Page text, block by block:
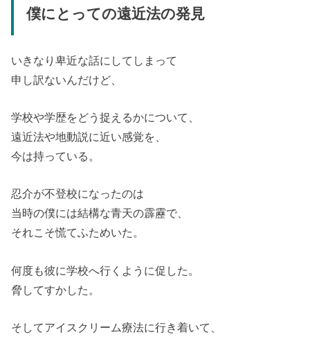
僕にとっての遠近法の発見
いきなり卑近な話にしてしまって
申し訳ないんだけど、
学校や学歴をどう捉えるかについて、
遠近法や地動説に近い感覚を、
今は持っている。
忍介が不登校になったのは
当時の僕には結構な青天の霹靂で、
それこそ慌てふためいた。
何度も彼に学校へ行くように促した。
脅してすかした。
そしてアイスクリーム療法に行き着いて、